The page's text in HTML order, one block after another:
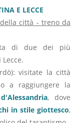
E LECCE
città - treno da
di due dei più
visitate la città
a raggiungere la
, dove
in stile giottesco,